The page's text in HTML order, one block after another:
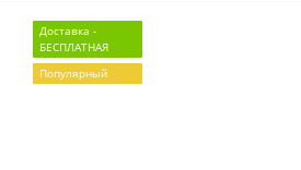
Доставка -
БЕСПЛАТНАЯ
Популярный